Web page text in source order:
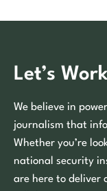
Let’s
We believe in
journalism that
Whether you’re
national security
are here to deliver